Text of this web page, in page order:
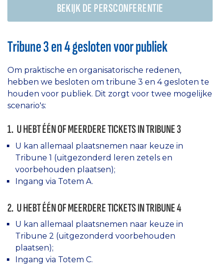
BEKIJK DE PERSCONFERENTIE
Tribune 3 en 4 gesloten voor publiek
Om praktische en organisatorische redenen,
hebben we besloten om tribune 3 en 4 gesloten te
houden voor publiek. Dit zorgt voor twee mogelijke
scenario's:
1. U HEBT ÉÉN OF MEERDERE TICKETS IN TRIBUNE 3
U kan allemaal plaatsnemen naar keuze in
Tribune 1 (uitgezonderd leren zetels en
voorbehouden plaatsen);
Ingang via Totem A.
2. U HEBT ÉÉN OF MEERDERE TICKETS IN TRIBUNE 4
U kan allemaal plaatsnemen naar keuze in
Tribune 2 (uitgezonderd voorbehouden
plaatsen);
Ingang via Totem C.